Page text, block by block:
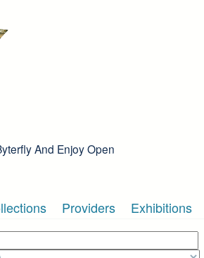
And Enjoy Open
Providers Exhibitions